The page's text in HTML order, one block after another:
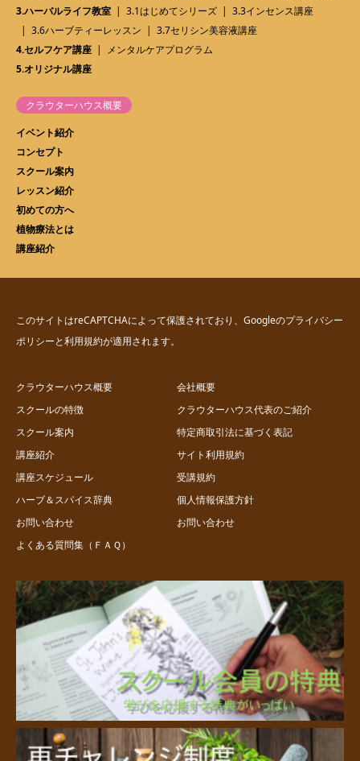
3.ハーバルライフ教室
3.1はじめてシリーズ
3.3インセンス講座
3.6ハーブティーレッスン
3.7セリシン美容液講座
4.セルフケア講座
メンタルケアプログラム
5.オリジナル講座
クラウターハウス概要
イベント紹介
コンセプト
スクール案内
レッスン紹介
初めての方へ
植物療法とは
講座紹介
このサイトはreCAPTCHAによって保護されており、Googleのプライバシー
ポリシーと利用規約が適用されます。
クラウターハウス概要
スクールの特徴
スクール案内
講座紹介
講座スケジュール
ハーブ＆スパイス辞典
お問い合わせ
よくある質問集（ＦＡＱ）
会社概要
クラウターハウス代表のご紹介
特定商取引法に基づく表記
サイト利用規約
受講規約
個人情報保護方針
お問い合わせ